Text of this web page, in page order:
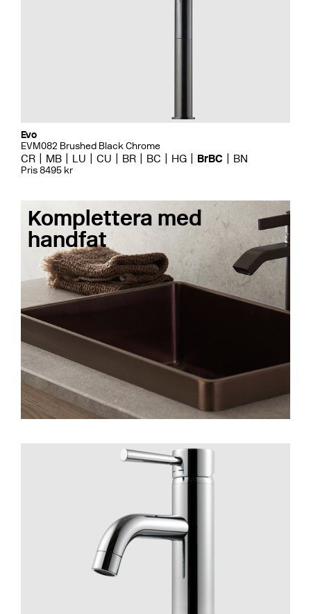
Evo
EVM082 Brushed Black Chrome
CR MB LU CU BR BC HG BrBC BN
Pris 8495 kr
Komplettera med
handfat